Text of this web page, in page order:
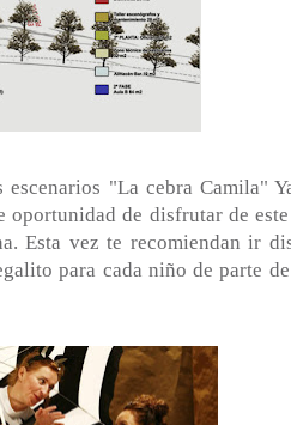
"La cebra Camila"
de disfrutar de
Esta vez te recomiendan ir
para cada niño de parte